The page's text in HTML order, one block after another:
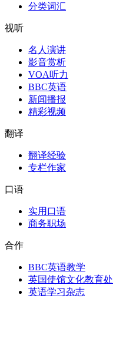
分类词汇
视听
名人演讲
影音赏析
VOA听力
BBC英语
新闻播报
精彩视频
翻译
翻译经验
专栏作家
口语
实用口语
商务职场
合作
BBC英语教学
英国使馆文化教育处
英语学习杂志